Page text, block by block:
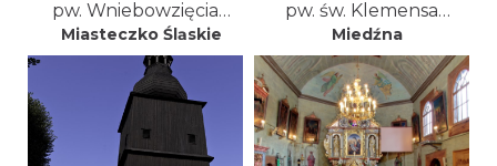
pw. Wniebowzięcia
Najświętszej Marii
Panny w Miasteczku
Śląskim
Miasteczko Śląskie
pw. św. Klemensa
Papieża w Miedźnej
Miedźna